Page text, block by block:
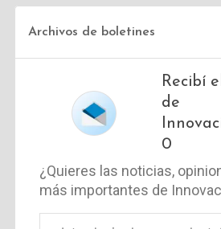
Archivos de boletines
Recibí
de
0
¿Quieres las noticias,
más importantes de